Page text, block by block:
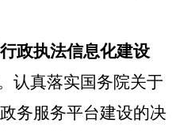
政执法信息化建设
认真落实国务院关于
务服务平台建设的决